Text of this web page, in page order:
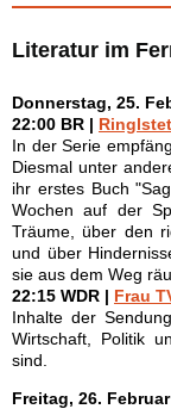
Literatur im
Donnerstag, 25.
22:00 BR |
In der Serie
Diesmal unter
ihr erstes Buch
Wochen auf der
Träume, über den
und über
sie aus dem Weg
22:15 WDR | Frau
Inhalte der
Wirtschaft, Politik
sind.
Freitag, 26. Februar